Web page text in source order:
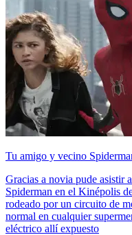
Tu amigo y vecino
Gracias a novia pude asistir
Spiderman en el Kinépolis
rodeado por un circuito de
normal en cualquier
eléctrico allí expuesto